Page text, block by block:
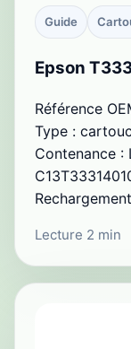
Guide
Epson
Référence
Type :
Contenance :
Lecture 2 min